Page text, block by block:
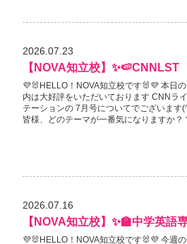
【NOVA知立校】
2026.07.23
💜🐰HELLO！NOVA知立校です🐰💜 本日
内は大好評をいただいております CNNラ
テーションの 7月号についてでございます
皆様、どのテーマが一番気になりますか？
【NOVA知立校】✨🏫中学英語
2026.07.16
💜🐰HELLO！NOVA知立校です🐰💜 今週